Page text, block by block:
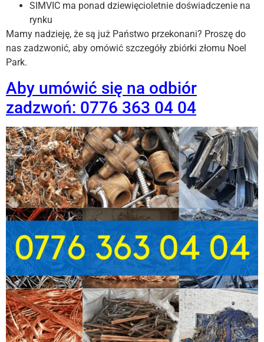
SIMVIC ma ponad dziewięcioletnie doświadczenie na
rynku
Mamy nadzieję, że są już Państwo przekonani? Proszę do
nas zadzwonić, aby omówić szczegóły zbiórki złomu Noel
Park.
Aby umówić się na odbiór
zadzwoń: 0776 363 04 04